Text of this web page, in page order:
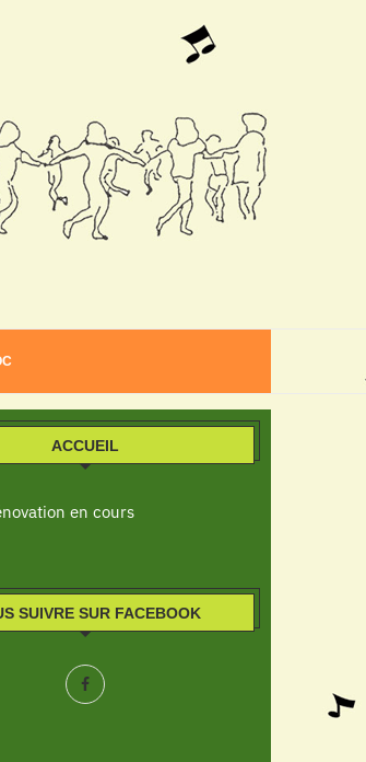
ACCUEIL
en cours
SUIVRE SUR FACEBOOK